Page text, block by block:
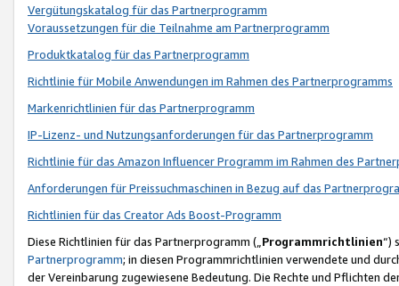
Vergütungskatalog für das Partnerprogramm
Voraussetzungen für die Teilnahme am Partnerprogramm
Produktkatalog für das Partnerprogramm
Richtlinie für Mobile Anwendungen im Rahmen des Partnerprogramms
Markenrichtlinien für das Partnerprogramm
IP-Lizenz- und Nutzungsanforderungen für das Partnerprogramm
Richtlinie für das Amazon Influencer Programm im Rahmen des
Anforderungen für Preissuchmaschinen in Bezug auf das
Richtlinien für das Creator Ads Boost-Programm
Diese Richtlinien für das Partnerprogramm („Programmrichtlinien“)
Partnerprogramm; in diesen Programmrichtlinien verwendete und
der Vereinbarung zugewiesene Bedeutung. Die Rechte und Pflichten